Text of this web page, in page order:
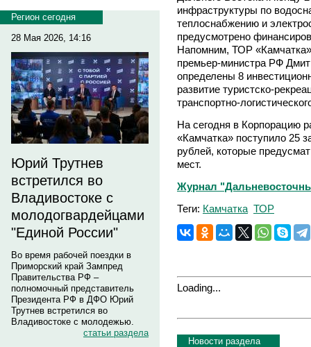
Регион сегодня
28 Мая 2026, 14:16
Юрий Трутнев
встретился во
Владивостоке с
молодогвардейцами
"Единой России"
Во время рабочей поездки в
Приморский край Зампред
Правительства РФ –
полномочный представитель
Президента РФ в ДФО Юрий
Трутнев встретился во
Владивостоке с молодежью.
статьи раздела
инфраструктуры по
теплоснабжению и
предусмотрено
Напомним, ТОР
премьер-министра РФ
определены 8
развитие туристско-
транспортно-
На сегодня в Корпорацию
«Камчатка» поступило 25
рублей, которые
мест.
Журнал
Теги: Камчатка ТОР
Loading...
Новости раздела